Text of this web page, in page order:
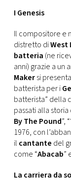
I Genesis
Il compositore e
distretto diWest
batteria (ne
anni) grazie a un
Makersi
batterista per i
batterista” della
passati alla storia
By The Pound”, “
1976, con
il cantante del
come “Abacab”
La carriera da